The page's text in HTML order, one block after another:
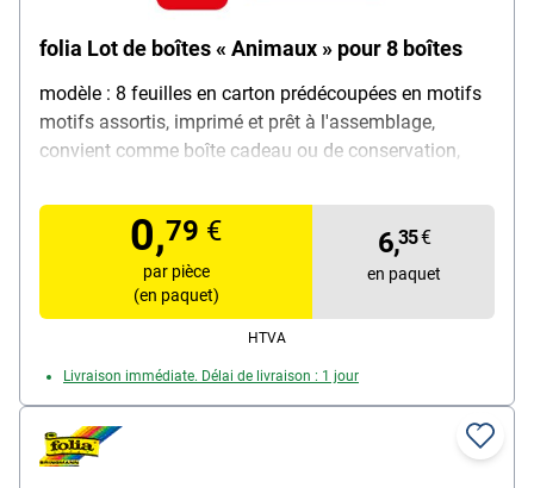
folia Lot de boîtes « Animaux » pour 8 boîtes
modèle : 8 feuilles en carton prédécoupées en motifs
motifs assortis, imprimé et prêt à l'assemblage,
convient comme boîte cadeau ou de conservation,
de motifs pour les boîtes / pièces supplémentaires
prédécoupées à compléter
0,79 €
par pièce
(en paquet)
6,35€
en paquet
HTVA
Livraison immédiate. Délai de livraison : 1 jour